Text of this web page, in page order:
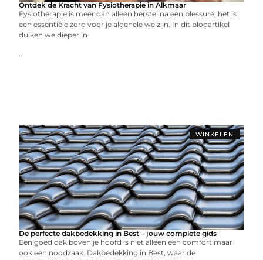
Ontdek de Kracht van Fysiotherapie in Alkmaar
Fysiotherapie is meer dan alleen herstel na een blessure; het is
een essentiële zorg voor je algehele welzijn. In dit blogartikel
duiken we dieper in
...
WINKELEN
De perfecte dakbedekking in Best – jouw complete gids
Een goed dak boven je hoofd is niet alleen een comfort maar
ook een noodzaak. Dakbedekking in Best, waar de